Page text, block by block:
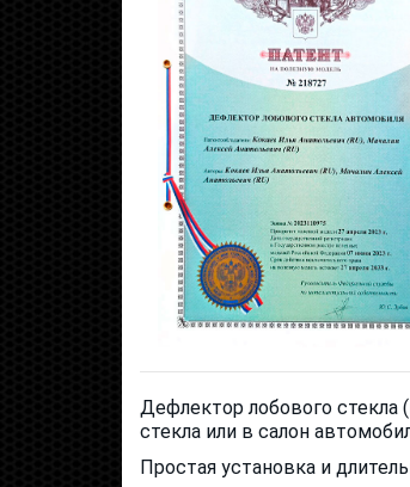
Дефлектор лобового стекла
стекла или в салон
Простая установка и